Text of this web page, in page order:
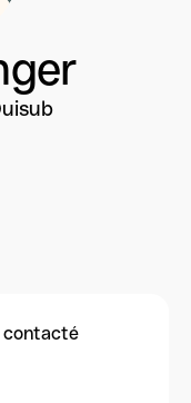
contacté